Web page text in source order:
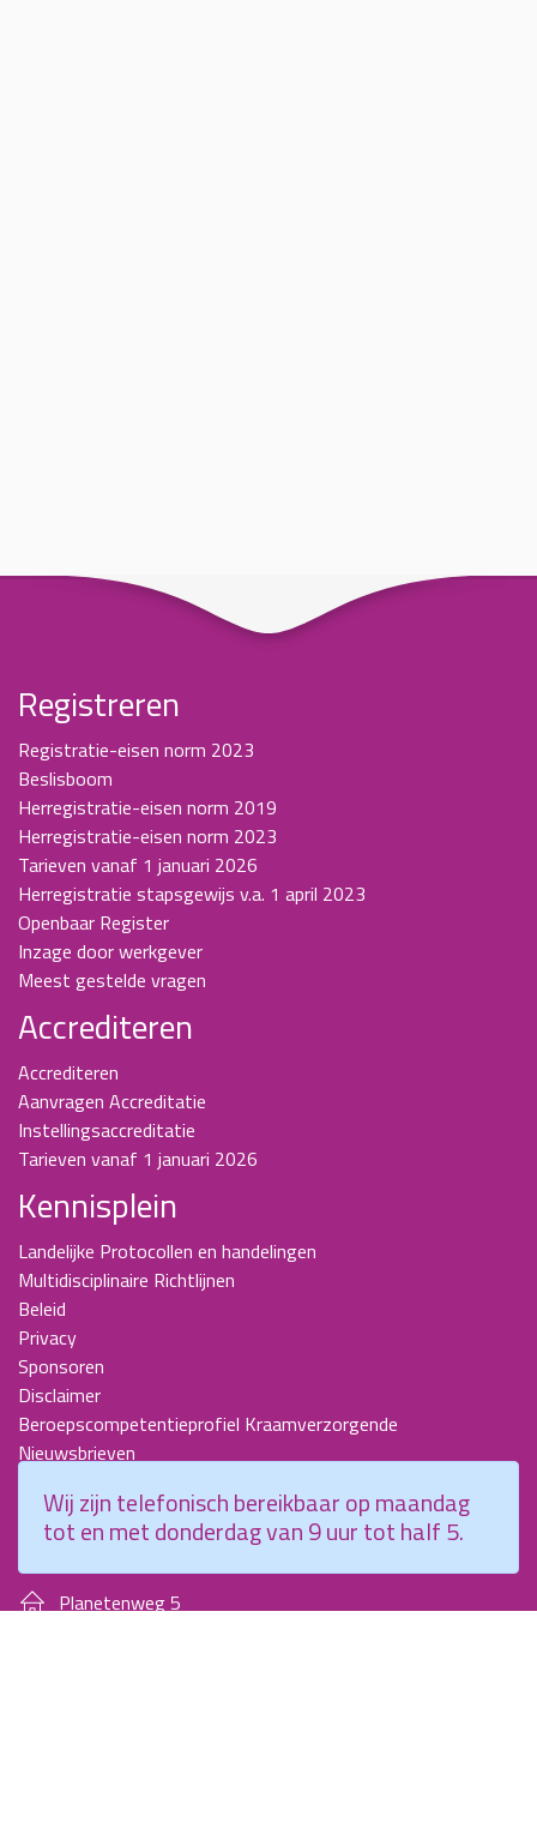
Registreren
Registratie-eisen norm 2023
Beslisboom
Herregistratie-eisen norm 2019
Herregistratie-eisen norm 2023
Tarieven vanaf 1 januari 2026
Herregistratie stapsgewijs v.a. 1 april 2023
Openbaar Register
Inzage door werkgever
Meest gestelde vragen
Accrediteren
Accrediteren
Aanvragen Accreditatie
Instellingsaccreditatie
Tarieven vanaf 1 januari 2026
Kennisplein
Landelijke Protocollen en handelingen
Multidisciplinaire Richtlijnen
Beleid
Privacy
Sponsoren
Disclaimer
Beroepscompetentieprofiel Kraamverzorgende
Nieuwsbrieven
Jaarverslagen
Contact
Planetenweg 5
Wij zijn telefonisch bereikbaar op maandag
tot en met donderdag van 9 uur tot half 5.